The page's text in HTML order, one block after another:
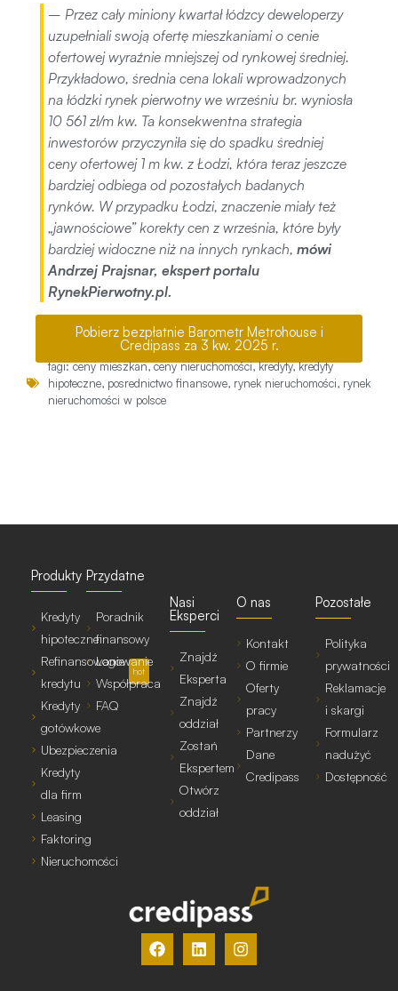
– Przez cały miniony kwartał łódzcy deweloperzy
uzupełniali swoją ofertę mieszkaniami o cenie
ofertowej wyraźnie mniejszej od rynkowej średniej.
Przykładowo, średnia cena lokali wprowadzonych
na łódzki rynek pierwotny we wrześniu br. wyniosła
10 561 zł/m kw. Ta konsekwentna strategia
inwestorów przyczyniła się do spadku średniej
ceny ofertowej 1 m kw. z Łodzi, która teraz jeszcze
bardziej odbiega od pozostałych badanych
rynków. W przypadku Łodzi, znaczenie miały też
„jawnościowe” korekty cen z września, które były
bardziej widoczne niż na innych rynkach, mówi
Andrzej Prajsnar, ekspert portalu
RynekPierwotny.pl.
Pobierz bezpłatnie Barometr Metrohouse i
Credipass za 3 kw. 2025 r.
tagi:ceny mieszkan,ceny nieruchomości,kredyty,kredyty
hipoteczne, posrednictwo finansowe, rynek nieruchomości, rynek
nieruchomości w polsce
Produkty
Kredyty
hipoteczne
Refinansowanie
kredytu
hot
Kredyty
gotówkowe
Ubezpieczenia
Kredyty
dla firm
Leasing
Faktoring
Nieruchomości
Przydatne
Poradnik
finansowy
Logowanie
Współpraca
FAQ
Nasi
Eksperci
Znajdź
Eksperta
Znajdź
oddział
Zostań
Ekspertem
Otwórz
oddział
O nas
Kontakt
O firmie
Oferty
pracy
Partnerzy
Dane
Credipass
Pozostałe
Polityka
prywatności
Reklamacje
i skargi
Formularz
nadużyć
Dostępność